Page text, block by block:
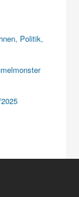
Politik,